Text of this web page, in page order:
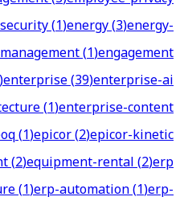
(1)energy(3)energy-
(1)engagement
)enterprise(39)enterprise-ai
(1)enterprise-content
(1)epicor(2)epicor-kinetic
(2)equipment-rental(2)erp
(1)erp-automation(1)erp-